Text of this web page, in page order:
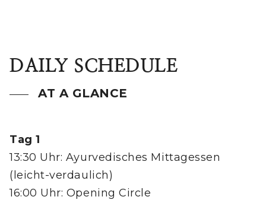
DAILY SCHEDULE
AT A GLANCE
Tag 1
13:30 Uhr: Ayurvedisches Mittagessen
(leicht-verdaulich)
16:00 Uhr: Opening Circle